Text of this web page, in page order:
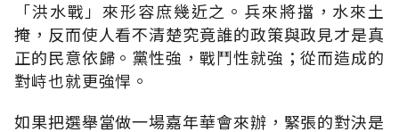
「洪水戰」來形容庶幾近之。兵來將擋，水來土
掩，反而使人看不清楚究竟誰的政策與政見才是真
正的民意依歸。黨性強，戰鬥性就強；從而造成的
對峙也就更強悍。
如果把選舉當做一場嘉年華會來辦，緊張的對決是